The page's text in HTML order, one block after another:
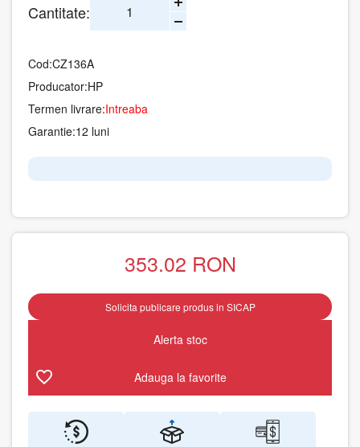
Cantitate:
Cod:CZ136A
Producator:HP
Termen livrare:Intreaba
Garantie:12 luni
353.02 RON
Solicita publicare produs in SICAP
Alerta stoc
Adauga la favorite